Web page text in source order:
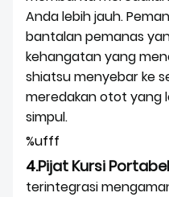
Anda lebih jauh.
bantalan pemanas
kehangatan yang
shiatsu menyebar ke
meredakan otot yang
simpul.
%ufff
4.Pijat Kursi Portabel
terintegrasi